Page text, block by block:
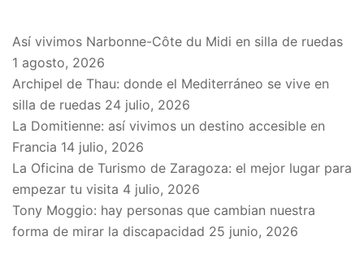
Así vivimos Narbonne-Côte du Midi en silla de ruedas
1 agosto, 2026
Archipel de Thau: donde el Mediterráneo se vive en
silla de ruedas 24 julio, 2026
La Domitienne: así vivimos un destino accesible en
Francia 14 julio, 2026
La Oficina de Turismo de Zaragoza: el mejor lugar para
empezar tu visita 4 julio, 2026
Tony Moggio: hay personas que cambian nuestra
forma de mirar la discapacidad 25 junio, 2026